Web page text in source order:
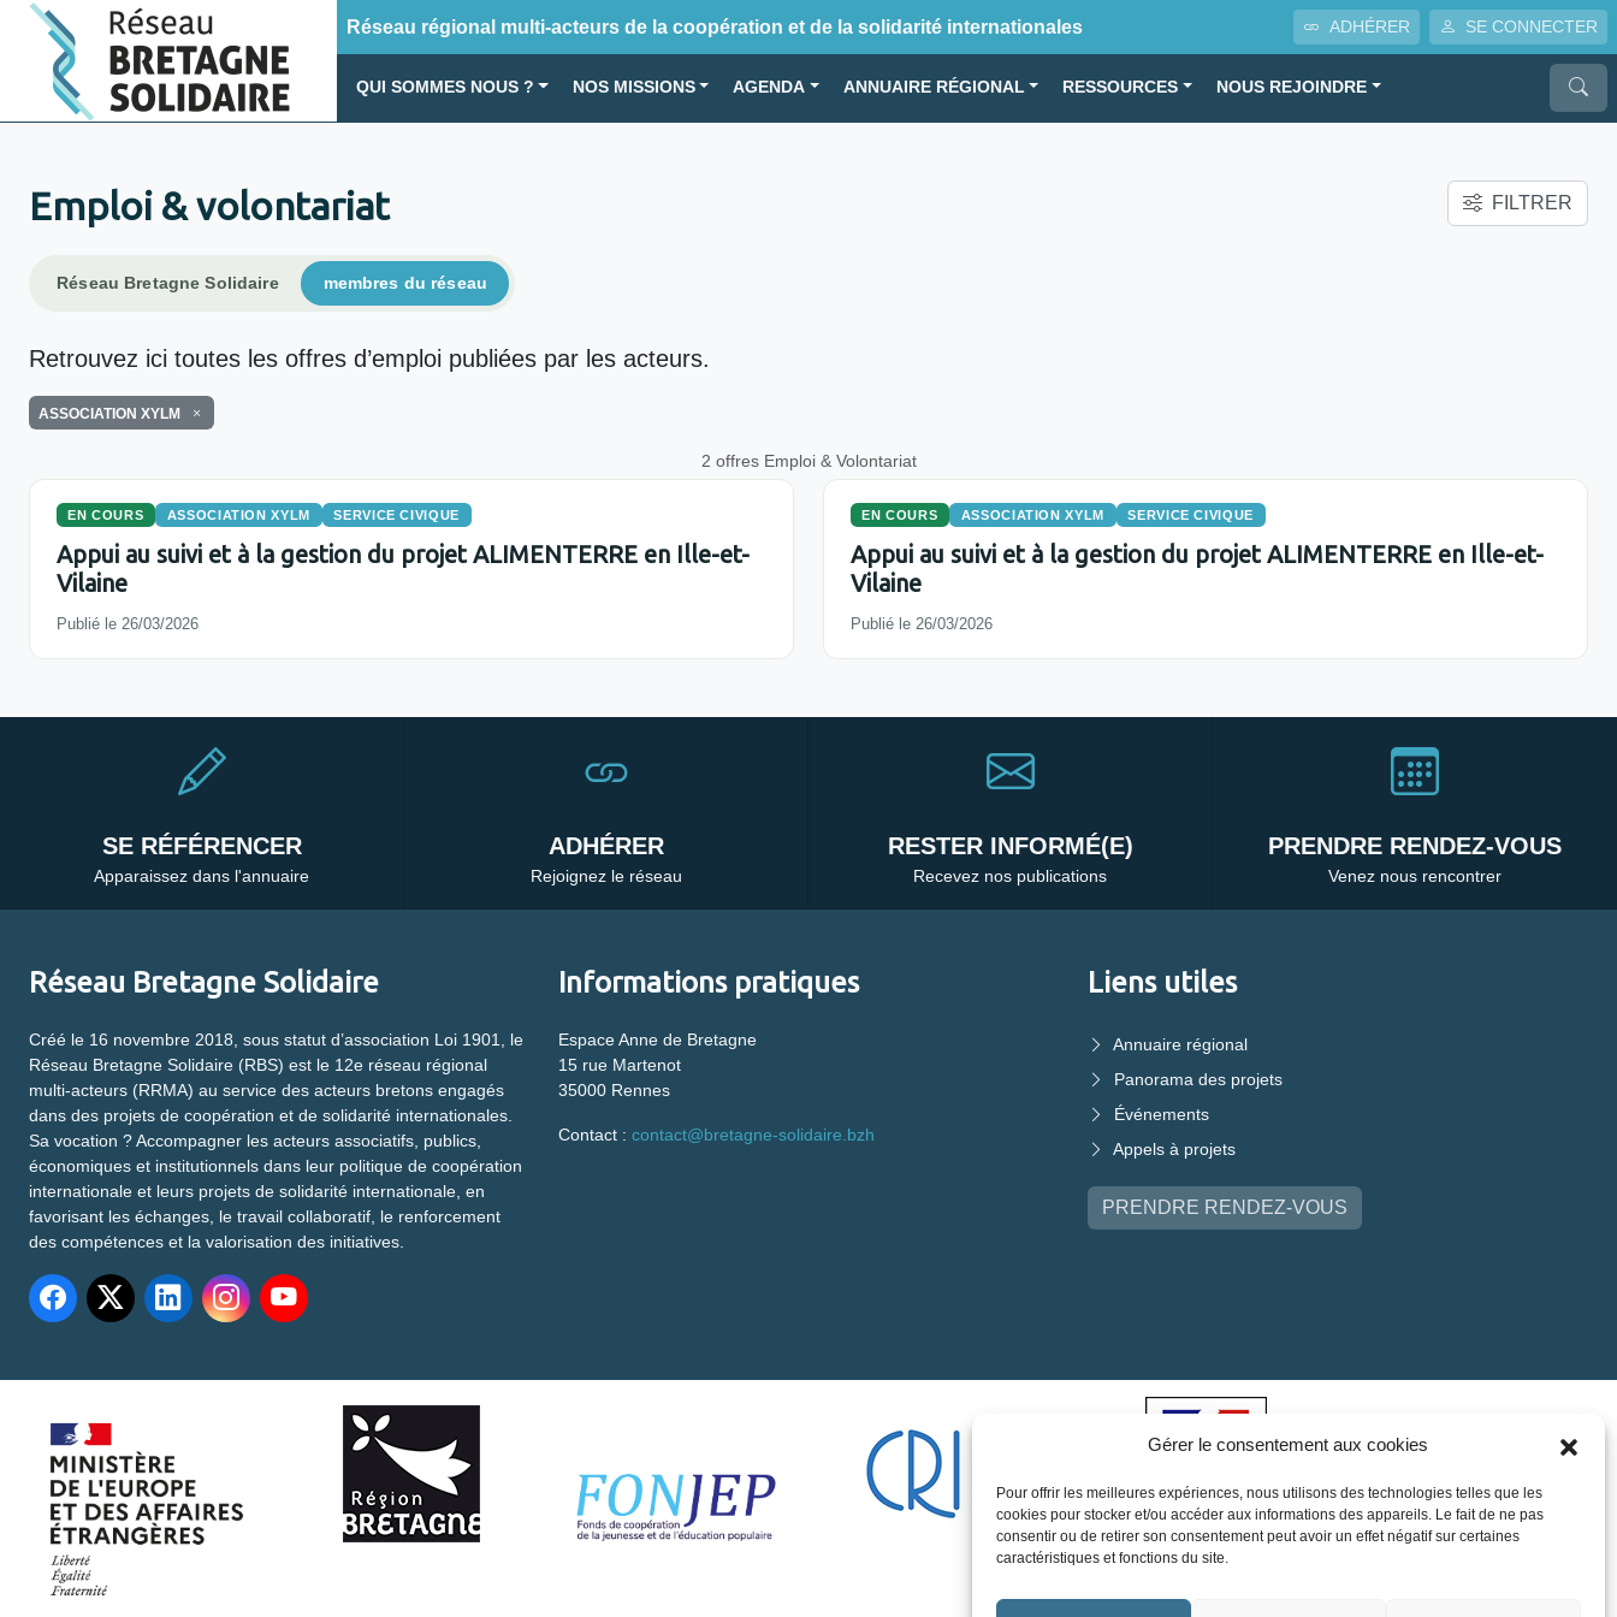
Gérer le consentement aux cookies
Pour offrir les meilleures expériences, nous utilisons des technologies telles que les
cookies pour stocker et/ou accéder aux informations des appareils. Le fait de ne pas
consentir ou de retirer son consentement peut avoir un effet négatif sur certaines
caractéristiques et fonctions du site.
Réseau régional multi-acteurs de la coopération et de la solidarité internationales ADHÉRER SE CONNECTER
QUI SOMMES NOUS ? NOS MISSIONS AGENDA ANNUAIRE RÉGIONAL RESSOURCES NOUS REJOINDRE
Emploi & volontariat FILTRER
Réseau Bretagne Solidaire membres du réseau
Retrouvez ici toutes les offres d’emploi publiées par les acteurs.
ASSOCIATION XYLM
2 offres Emploi & Volontariat
EN COURS ASSOCIATION XYLM SERVICE CIVIQUE
Appui au suivi et à la gestion du projet ALIMENTERRE en Ille-et-
Vilaine
Publié le 26/03/2026
EN COURS ASSOCIATION XYLM SERVICE CIVIQUE
Appui au suivi et à la gestion du projet ALIMENTERRE en Ille-et-
Vilaine
Publié le 26/03/2026
SE RÉFÉRENCER
Apparaissez dans l'annuaire
ADHÉRER
Rejoignez le réseau
RESTER INFORMÉ(E)
Recevez nos publications
PRENDRE RENDEZ-VOUS
Venez nous rencontrer
Réseau Bretagne Solidaire
Créé le 16 novembre 2018, sous statut d’association Loi 1901, le
Réseau Bretagne Solidaire (RBS) est le 12e réseau régional
multi-acteurs (RRMA) au service des acteurs bretons engagés
dans des projets de coopération et de solidarité internationales.
Sa vocation ? Accompagner les acteurs associatifs, publics,
économiques et institutionnels dans leur politique de coopération
internationale et leurs projets de solidarité internationale, en
favorisant les échanges, le travail collaboratif, le renforcement
des compétences et la valorisation des initiatives.
Informations pratiques
Espace Anne de Bretagne
15 rue Martenot
35000 Rennes
Contact : contact@bretagne-solidaire.bzh
Liens utiles
Annuaire régional
Panorama des projets
Événements
Appels à projets
PRENDRE RENDEZ-VOUS